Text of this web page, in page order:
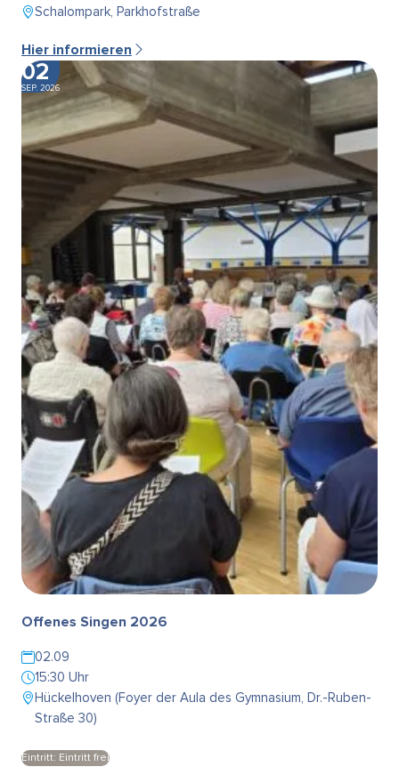
Schalompark, Parkhofstraße
Hier informieren
02
SEP. 2026
Offenes Singen 2026
02.09
15:30 Uhr
Hückelhoven (Foyer der Aula des Gymnasium, Dr.-Ruben-
Straße 30)
Eintritt: Eintritt frei